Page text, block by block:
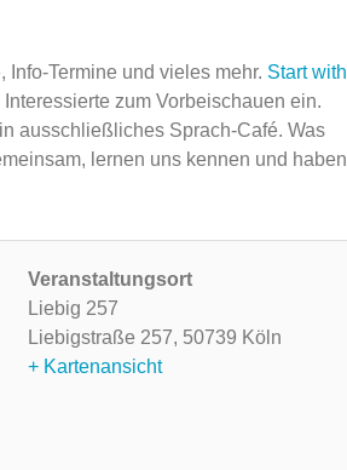
Termine und vieles mehr. Start with
zum Vorbeischauen ein.
ausschließliches Sprach-Café. Was
lernen uns kennen und haben
Veranstaltungsort
Liebig 257
Liebigstraße 257, 50739 Köln
+ Kartenansicht